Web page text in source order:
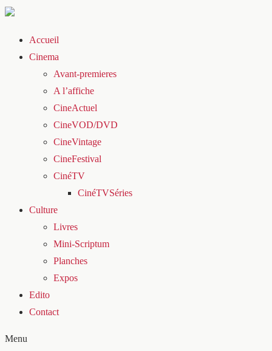
Accueil
Cinema
Avant-premieres
A l’affiche
CineActuel
CineVOD/DVD
CineVintage
CineFestival
CinéTV
CinéTVSéries
Culture
Livres
Mini-Scriptum
Planches
Expos
Edito
Contact
Menu